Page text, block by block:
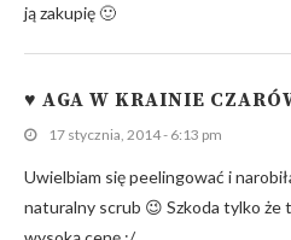
ją zakupię 🙂
♥ AGA W KRAINIE
17 stycznia, 2014 - 6:13 pm
Uwielbiam się peelingować i
naturalny scrub 😉 Szkoda tylko że